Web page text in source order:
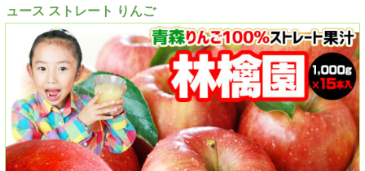
ュース ストレート りんご